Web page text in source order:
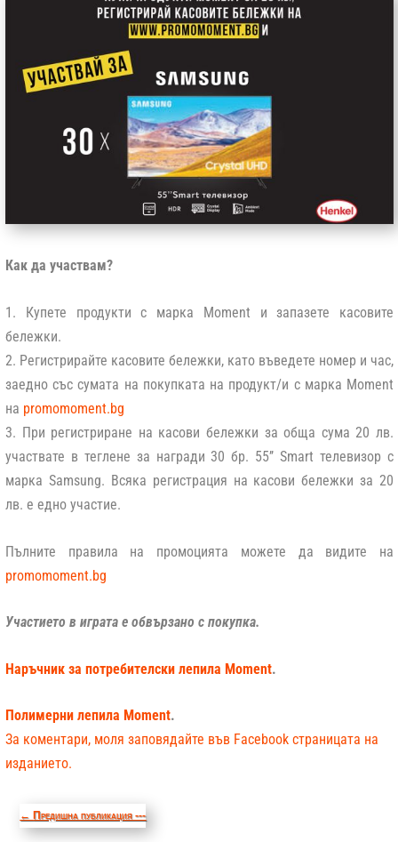
Как да участвам?
1. Купете продукти с марка Moment и запазете касовите
бележки.
2. Регистрирайте касовите бележки, като въведете номер и час,
заедно със сумата на покупката на продукт/и с марка Moment
на promomoment.bg
3. При регистриране на касови бележки за обща сума 20 лв.
участвате в теглене за награди 30 бр. 55’’ Smart телевизор с
марка Samsung. Всяка регистрация на касови бележки за 20
лв. е едно участие.
Пълните правила на промоцията можете да видите на
promomoment.bg
Участието в играта е обвързано с покупка.
Наръчник за потребителски лепила Moment.
Полимерни лепила Moment.
За коментари, моля заповядайте във Facebook страницата на
изданието.
← Предишна публикация ---